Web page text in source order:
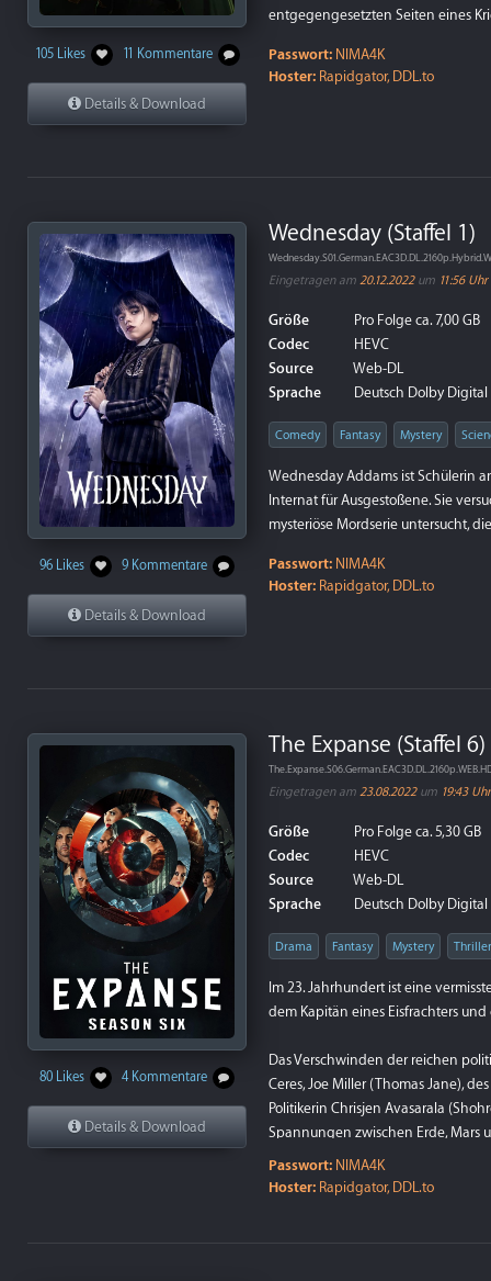
105 Likes 11 Kommentare
Details & Download
entgegengesetzten Seiten eines
Passwort: NIMA4K
Hoster: Rapidgator, DDL.to
96 Likes 9 Kommentare
Details & Download
Wednesday (Staffel 1)
Eingetragen am 20.12.2022um 11:56 Uhr
Größe
Pro Folge ca. 7,00 GB
Codec
HEVC
Source
Web-DL
Sprache
Deutsch Dolby Digital
Comedy Fantasy Mystery
Wednesday Addams ist Schülerin
Internat für Ausgestoßene. Sie
mysteriöse Mordserie untersucht,
Passwort: NIMA4K
Hoster: Rapidgator, DDL.to
80 Likes 4 Kommentare
Details & Download
The Expanse (Staffel 6)
Eingetragen am 23.08.2022um 19:43 Uhr
Größe
Pro Folge ca. 5,30 GB
Codec
HEVC
Source
Web-DL
Sprache
Deutsch Dolby Digital
Drama Fantasy Mystery Thriller
Im 23. Jahrhundert ist eine
dem Kapitän eines Eisfrachters
Das Verschwinden der reichen
Ceres, Joe Miller (Thomas Jane),
Politikerin Chrisjen Avasarala
Spannungen zwischen Erde, Mars
Passwort: NIMA4K
Hoster: Rapidgator, DDL.to